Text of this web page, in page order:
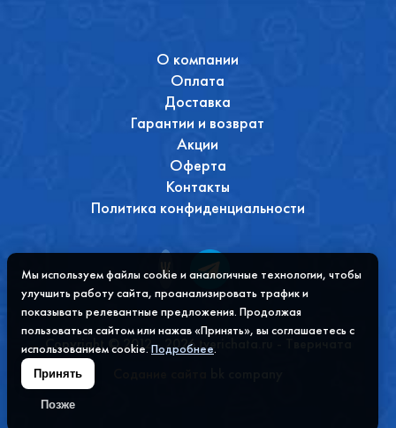
О компании
Оплата
Доставка
Гарантии и возврат
Акции
Оферта
Контакты
Политика конфиденциальности
Copyright © 2012 - 2026 tverichata.ru - Тверичата
Мы используем файлы cookie и аналогичные технологии, чтобы
улучшить работу сайта, проанализировать трафик и
показывать релевантные предложения. Продолжая
пользоваться сайтом или нажав «Принять», вы соглашаетесь с
использованием cookie. Подробнее.
Принять
Позже